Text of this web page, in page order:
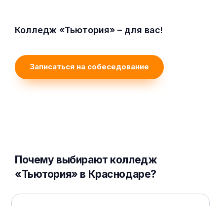
Колледж «Тьютория» – для вас!
Записаться на собеседование
Почему выбирают колледж
«Тьютория» в Краснодаре?